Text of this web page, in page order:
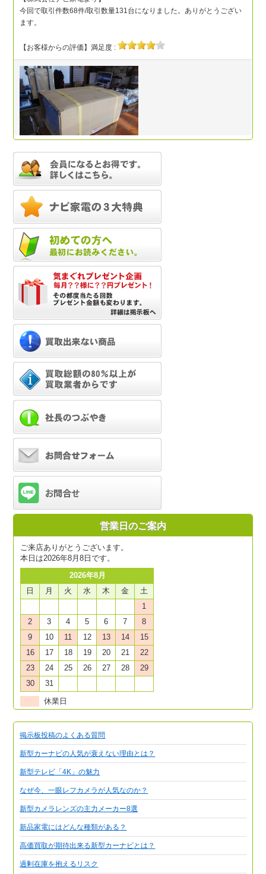
営業日のご案内
ご来店ありがとうございます。
本日は2026年8月8日です。
2026年8月
日
月 火 水 木 金
土
1
2
3 4 5 6 7
8
9
10 11 12 13 14
15
16
17 18 19 20 21
22
23
24 25 26 27 28
29
30
31
休業日
掲示板投稿のよくある質問
新型カーナビの人気が衰えない理由とは？
新型テレビ「4K」の魅力
なぜ今、一眼レフカメラが人気なのか？
新型カメラレンズの主力メーカー8選
新品家電にはどんな種類がある？
高価買取が期待出来る新型カーナビとは？
過剰在庫を抱えるリスク